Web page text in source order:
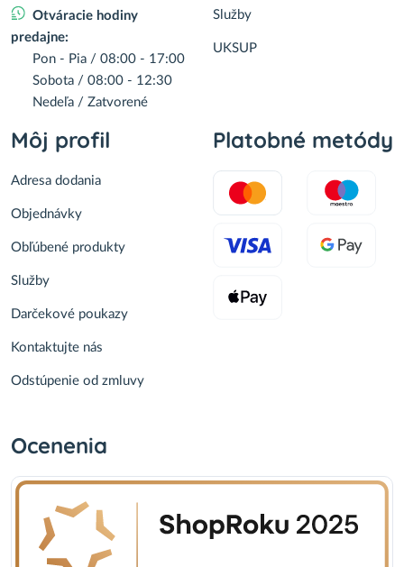
Otváracie hodiny
predajne:
Pon - Pia / 08:00 - 17:00
Sobota / 08:00 - 12:30
Nedeľa / Zatvorené
Služby
UKSUP
Môj profil
Adresa dodania
Objednávky
Obľúbené produkty
Služby
Darčekové poukazy
Kontaktujte nás
Odstúpenie od zmluvy
Platobné metódy
Ocenenia